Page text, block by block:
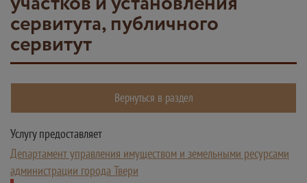
сервитута, публичного
сервитут
Вернуться в раздел
Услугу предоставляет
Департамент управления имуществом и земельными ресурсами
администрации города Твери